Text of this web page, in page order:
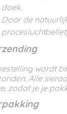
doek.
Door de
wordt
Alle
zodat je je